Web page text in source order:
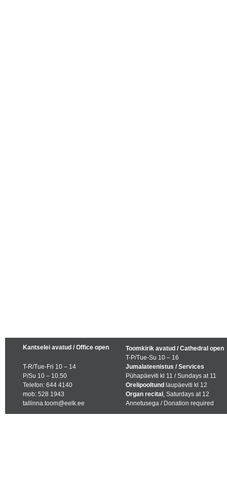
Kantselei avatud / Office open
T-R/Tue-Fri 10 – 14
P/Su 10 – 10.50
Telefon: 644 4140
mob: 528 1943
tallinna.toom@eelk.ee
Toomkirik avatud / Cathedral open
T-P/Tue-Su 10 – 16
Jumalateenistus / Services
Pühapäeviti kl 11 / Sundays at 11
Orelipooltund laupäeviti kl 12
Organ recital , Saturdays at 12
Annetusega / Donation required